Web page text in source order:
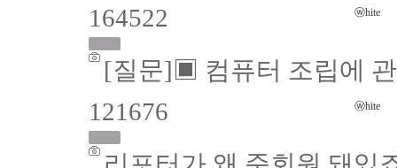
164522
[질문]▣ 컴퓨터 조립에
ⓦhite
121676
ⓦhite